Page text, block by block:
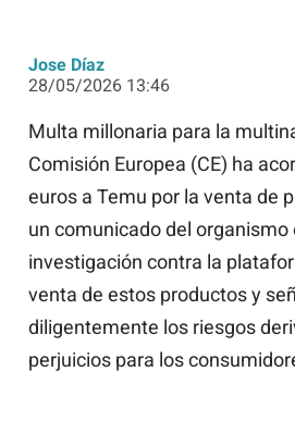
Jose Díaz
28/05/2026 13:46
Multa millonaria para la
Comisión Europea (CE) ha
euros a Temu por la venta de
un comunicado del
investigación contra la
venta de estos productos y
diligentemente los riesgos
perjuicios para los